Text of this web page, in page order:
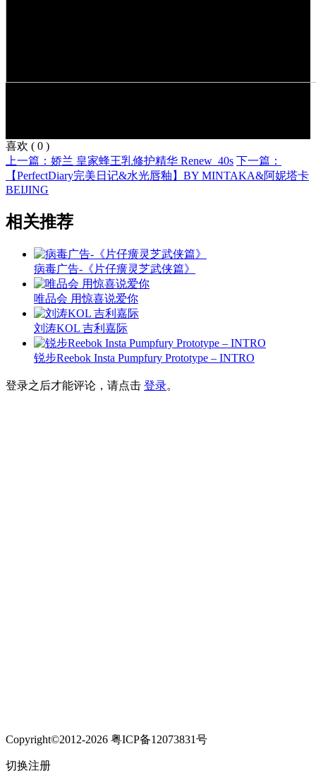
喜欢 ( 0 )
上一篇：娇兰 皇家蜂王乳修护精华 Renew_40s 下一篇：
【PerfectDiary完美日记&水光唇釉】BY MINTAKA&阿妮塔卡
BEIJING
相关推荐
病毒广告-《片仔癀灵芝武侠篇》
唯品会 用惊喜说爱你
刘涛KOL 吉利嘉际
锐步Reebok Insta Pumpfury Prototype – INTRO
登录之后才能评论，请点击 登录。
Copyright©2012-2026 粤ICP备12073831号
切换注册